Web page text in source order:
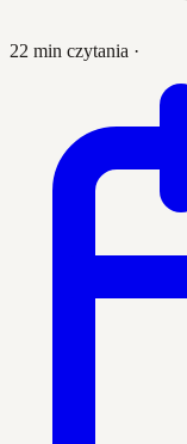
22 min czytania ·